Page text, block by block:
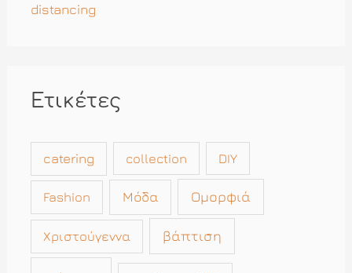
distancing
Ετικέτες
catering collection DIY
Fashion Μόδα Ομορφιά
Χριστούγεννα βάπτιση